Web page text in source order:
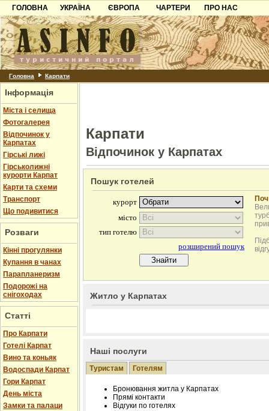
ГОЛОВНА
УКРАЇНА
Карпати
Азов
Причорноморря
Шацьк
ЄВРОПА
Чорногорія
Хорватія
Болгарія
ЧАРТЕРИ
ПРО НАС
Контакти
Партнерам
Додати готель
Головна Карпати
Інформація
Міста і селища
Фотогалерея
Відпочинок у
Карпатах
Гірські лижі
Гірськолижні
курорти Карпат
Карти та схеми
Транспорт
Що подивитися
Розваги
Кінні прогулянки
Купання в чанах
Парапланеризм
Подорожі на
снігоходах
Статті
Про Карпати
Готелі Карпат
Вино та коньяк
Водоспади Карпат
Гори Карпат
День міста
Замки та палаци
Карпати
Відпочинок у Карпатах
Пошук готелей
Житло у Карпатах
Наші послуги
Туристам Готелям
Бронювання житла у Карпатах
Прямі контакти
Відгуки по готелях